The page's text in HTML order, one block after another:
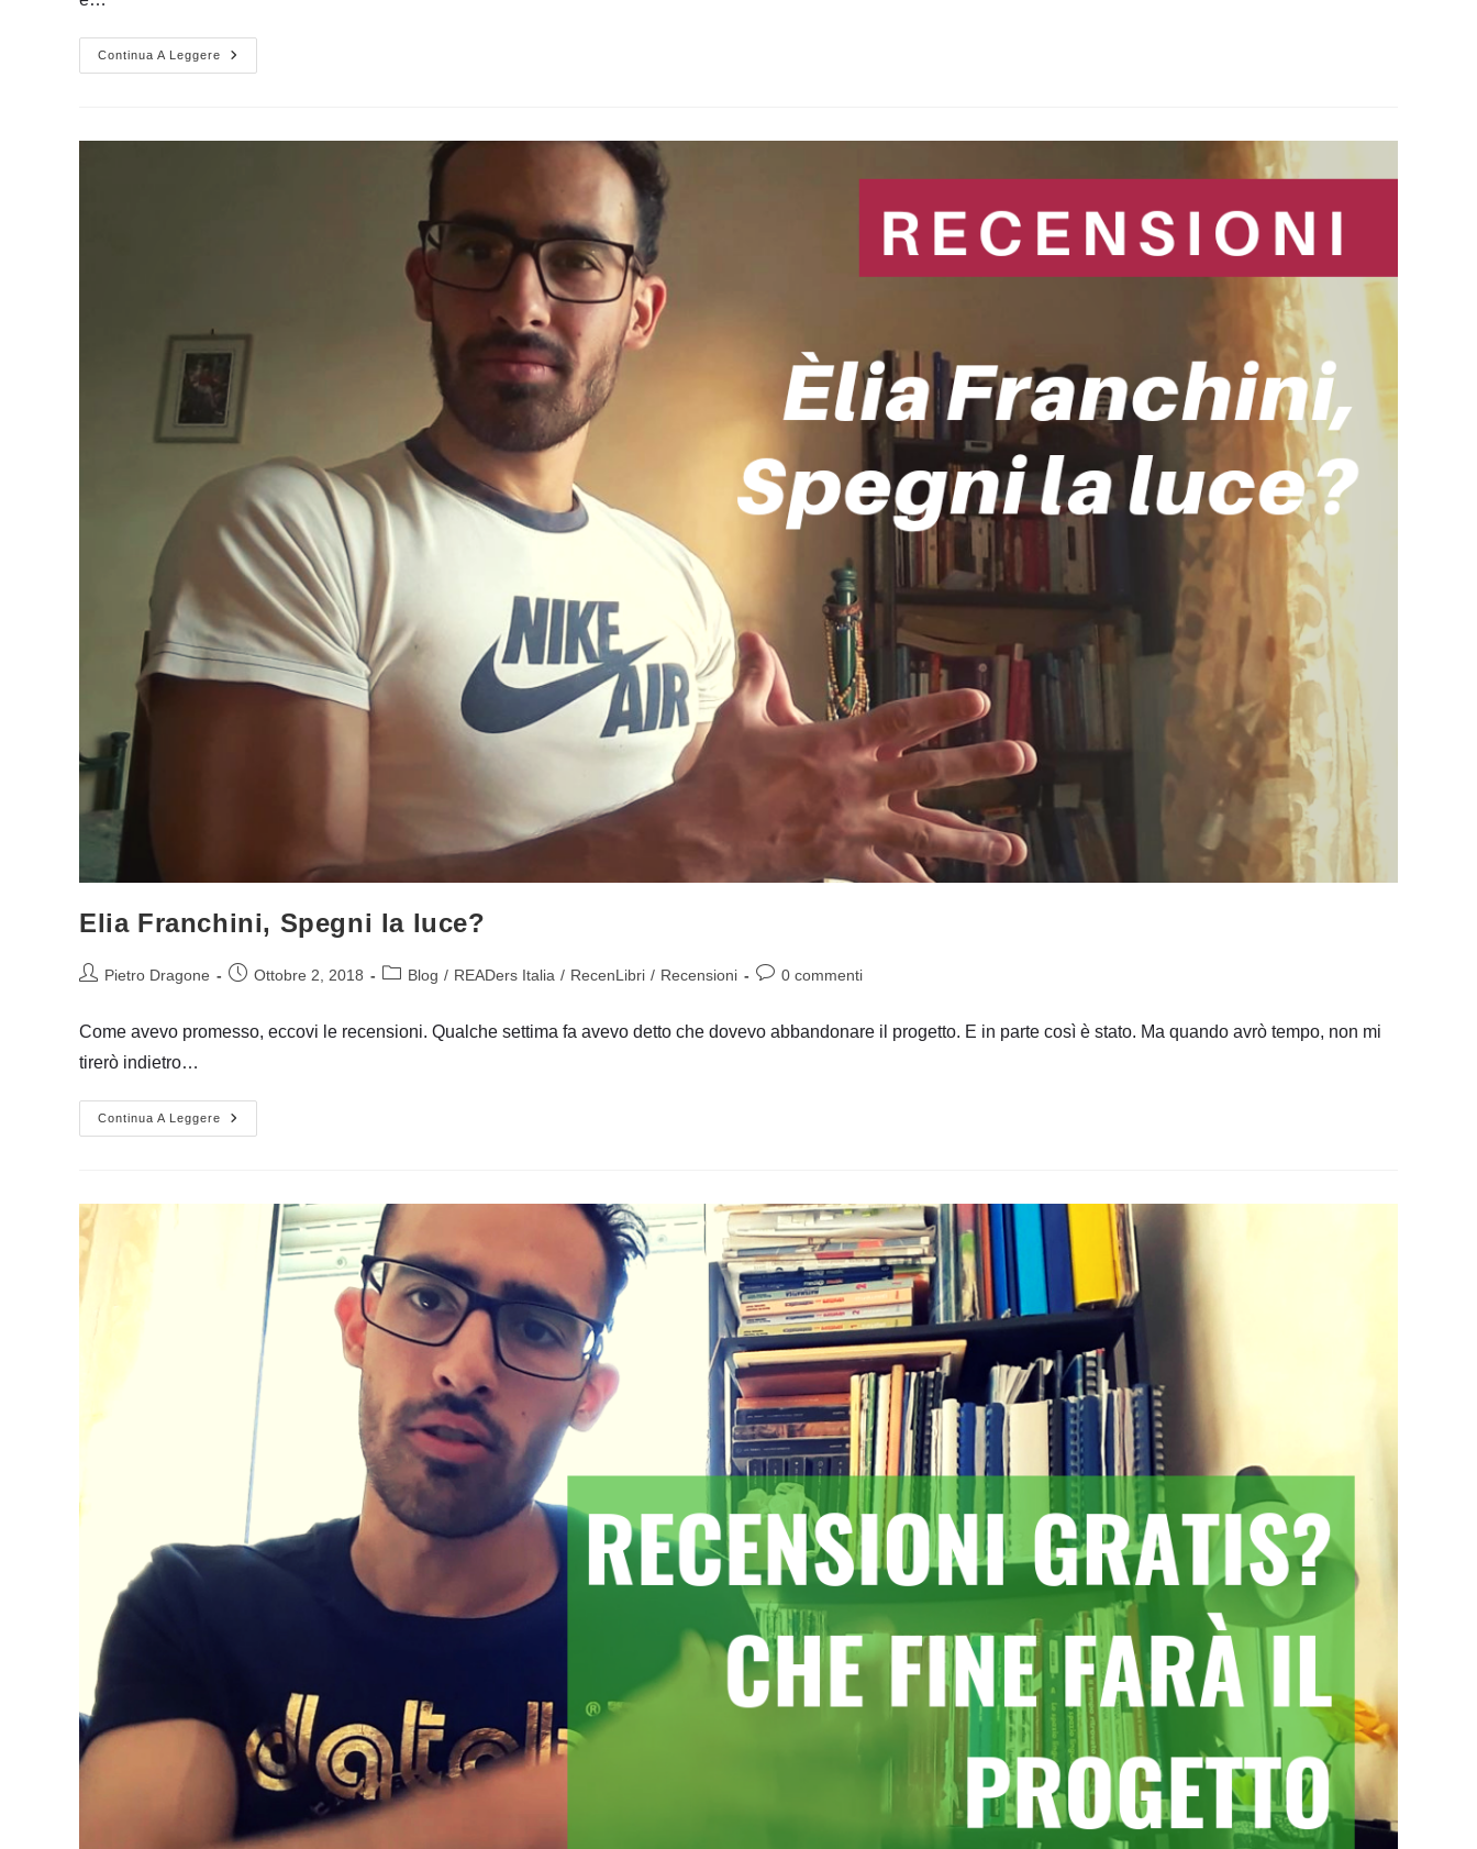
Continua A Leggere
Presentazione
Del
Elia Franchini, Spegni la luce?
AutorePietro Dragone
ArticoloOttobre 2, 2018
Categoria
Blog / READers Italia / RecenLibri / Recensioni
Commenti
0 commenti
Come avevo promesso, eccovi le recensioni. Qualche settima fa avevo detto che dovevo abbandonare il progetto. E in parte così è stato. Ma quando avrò tempo, non mi
tirerò indietro…
Continua A Leggere
Elia
Franchini,